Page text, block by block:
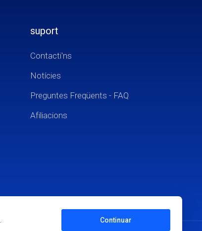
suport
Contacti'ns
Notícies
Preguntes Freqüents - FAQ
Afiliacions
Continuar